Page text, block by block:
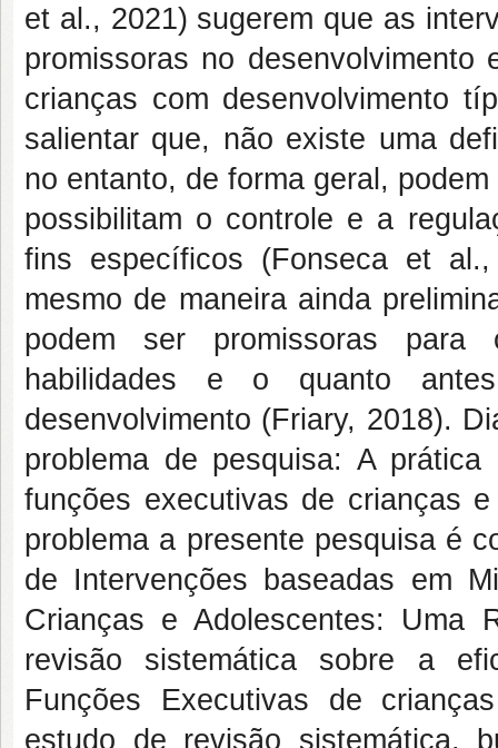
et al., 2021) sugerem que as
promissoras no desenvolvimento
crianças com desenvolvimento
salientar que, não existe uma
no entanto, de forma geral,
possibilitam o controle e a
fins específicos (Fonseca et
mesmo de maneira ainda
podem ser promissoras para
habilidades e o quanto
desenvolvimento (Friary, 2018).
problema de pesquisa: A
funções executivas de crianças
problema a presente pesquisa é
de Intervenções baseadas em
Crianças e Adolescentes: Uma
revisão sistemática sobre a
Funções Executivas de
estudo de revisão sistemática,